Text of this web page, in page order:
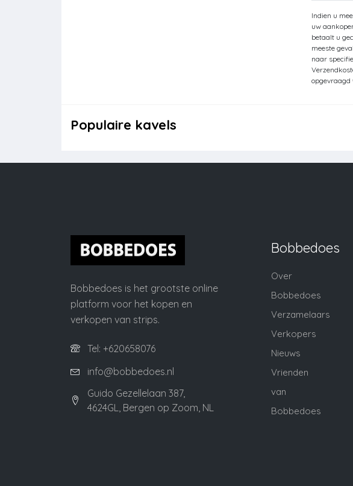
Indien u
uw
betaalt u
meeste
naar
opgevraagd
Populaire kavels
Bobbedoes is het grootste online
platform voor het kopen en
verkopen van strips.
Tel: +620658076
info@bobbedoes.nl
Guido Gezellelaan 387,
4624GL, Bergen op Zoom, NL
Bobbedoes
Over
Bobbedoes
Verzamelaars
Verkopers
Nieuws
Vrienden
van
Bobbedoes